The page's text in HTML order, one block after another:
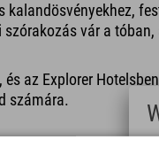
kalandösvényekhez,
vár a tóban,
az Explorer Hotelsben
számára.